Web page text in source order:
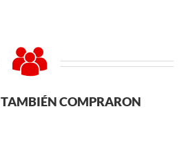
TAMBIÉN COMPRARON